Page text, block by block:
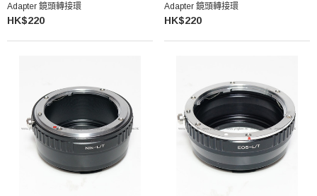
Adapter 鏡頭轉接環
HK$220
Adapter 鏡頭轉接環
HK$220